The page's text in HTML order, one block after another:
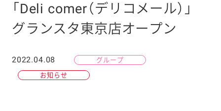
「Deli comer（デリコメール）」
グランスタ東京店オープン
2022.04.08 グループ
お知らせ